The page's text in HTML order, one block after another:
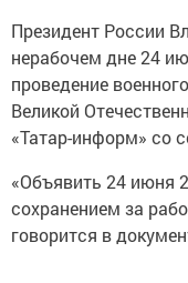
Президент России
нерабочем дне 24
проведение
Великой
«Татар-информ» со
«Объявить 24 июня
сохранением за
говорится в